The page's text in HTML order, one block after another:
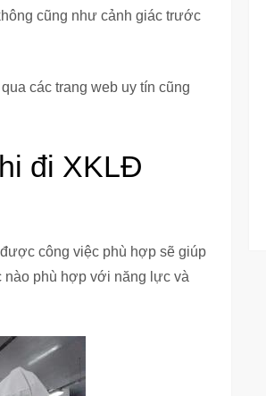
cũng như cảnh giác trước
các trang web uy tín cũng
đi XKLĐ
công việc phù hợp sẽ giúp
nào phù hợp với năng lực và